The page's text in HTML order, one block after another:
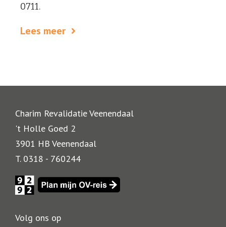
0711.
Lees meer
Charim Revalidatie Veenendaal
't Holle Goed 2
3901 HB Veenendaal
T. 0318 - 760244
Volg ons op